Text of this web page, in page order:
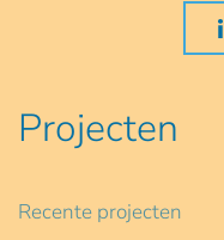
Projecten
Recente projecten